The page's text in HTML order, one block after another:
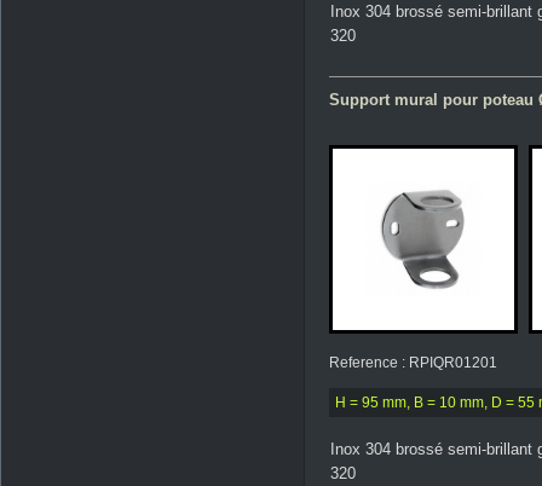
Inox 304 brossé semi-brillant
320
Support mural pour poteau
Reference : RPIQR01201
H = 95 mm, B = 10 mm, D = 55
Inox 304 brossé semi-brillant
320